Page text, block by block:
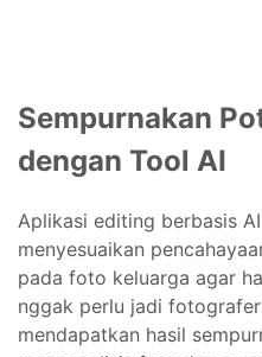
Sempurnakan
dengan Tool AI
Aplikasi editing berbasis
menyesuaikan
pada foto keluarga agar
nggak perlu jadi
mendapatkan hasil